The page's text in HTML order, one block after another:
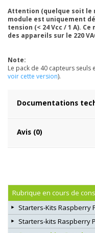
Attention (quelque soit le
module est uniquement
tension (< 24 Vcc / 1 A). Ce
des appareils sur le 220
Note:
Le pack de 40 capteurs
voir cette version).
Documentations
Avis (0)
Rubrique en cours de
Starters-Kits Raspberry
Starters-kits Raspberry